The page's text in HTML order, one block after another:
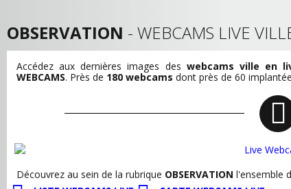
OBSERVATION - WEBCAMS LIVE
Accédez aux dernières images des webcams ville en
WEBCAMS. Près de 180 webcams dont près de 60
Découvrez au sein de la rubrique OBSERVATION l'ensemble